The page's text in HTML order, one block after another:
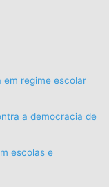
regime escolar
a democracia de
escolas e